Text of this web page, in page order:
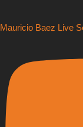
Mauricio Baez Live